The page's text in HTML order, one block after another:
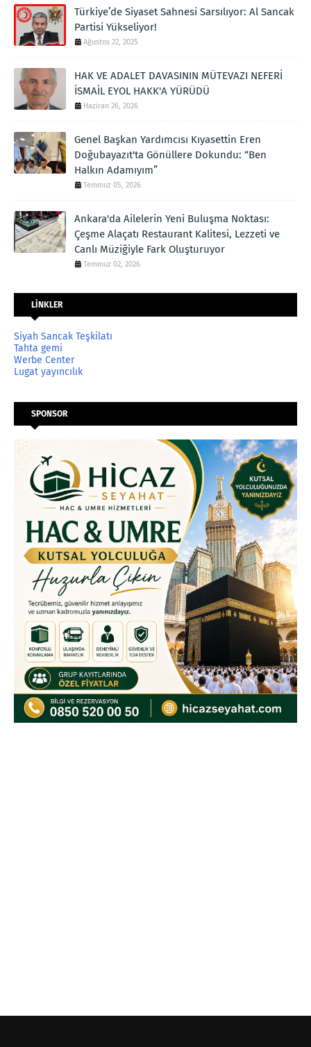
Türkiye’de Siyaset Sahnesi Sarsılıyor: Al Sancak
Partisi Yükseliyor!
Ağustos 22, 2025
HAK VE ADALET DAVASININ MÜTEVAZI NEFERİ
İSMAİL EYOL HAKK'A YÜRÜDÜ
Haziran 26, 2026
Genel Başkan Yardımcısı Kıyasettin Eren
Doğubayazıt'ta Gönüllere Dokundu: “Ben
Halkın Adamıyım”
Temmuz 05, 2026
Ankara'da Ailelerin Yeni Buluşma Noktası:
Çeşme Alaçatı Restaurant Kalitesi, Lezzeti ve
Canlı Müziğiyle Fark Oluşturuyor
Temmuz 02, 2026
LİNKLER
Siyah Sancak Teşkilatı
Tahta gemi
Werbe Center
Lugat yayıncılık
SPONSOR